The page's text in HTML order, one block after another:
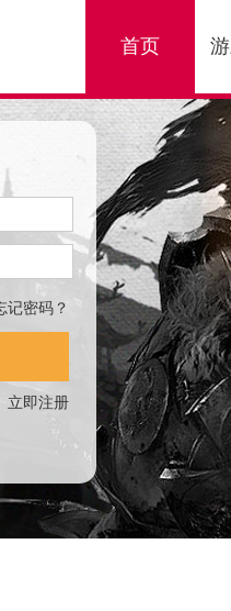
首页
记密码？
立即注册